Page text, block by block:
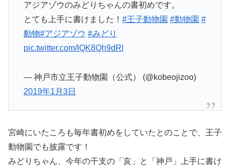
アジアゾウのみどりちゃんの書初めです。
とても上手に書けました！ #王子動物園 #動物園 #
動物#アジアゾウ #みどり
pic.twitter.com/lQK8Qh9dRl
— 神戸市立王子動物園（公式） (@kobeojizoo)
2019年1月3日
宮崎にいたころも毎年書初めをしていたとのことで、王子
動物園でも披露です！
みどりちゃん、今年の干支の「亥」と「神戸」上手に書け